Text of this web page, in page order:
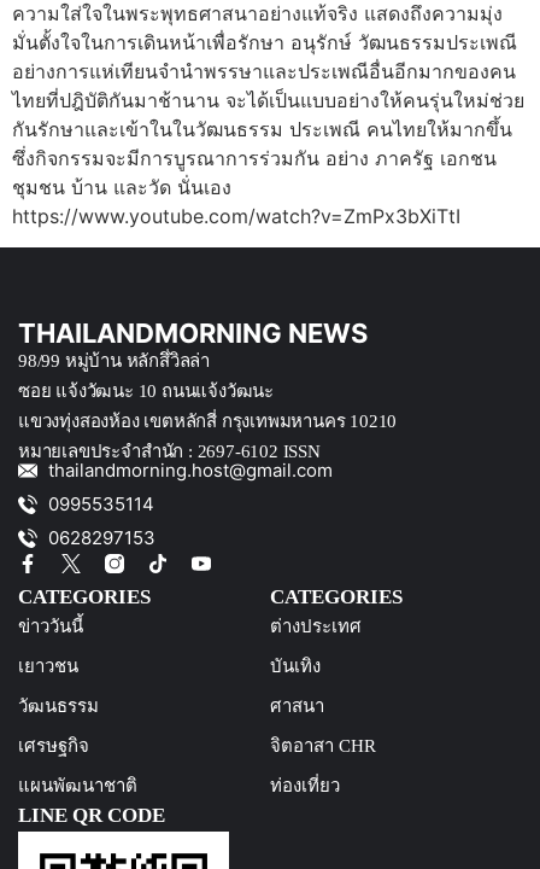
ความใส่ใจในพระพุทธศาสนาอย่างแท้จริง แสดงถึงความมุ่ง
มั่นตั้งใจในการเดินหน้าเพื่อรักษา อนุรักษ์ วัฒนธรรมประเพณี
อย่างการแห่เทียนจำนำพรรษาและประเพณีอื่นอีกมากของคน
ไทยที่ปฎิบัติกันมาช้านาน จะได้เป็นแบบอย่างให้คนรุ่นใหม่ช่วย
กันรักษาและเข้าในในวัฒนธรรม ประเพณี คนไทยให้มากขึ้น
ซึ่งกิจกรรมจะมีการบูรณาการร่วมกัน อย่าง ภาครัฐ เอกชน
ชุมชน บ้าน และวัด นั่นเอง
https://www.youtube.com/watch?v=ZmPx3bXiTtI
THAILANDMORNING NEWS
98/99 หมู่บ้าน หลักสึ่วิลล่า
ซอย แจ้งวัฒนะ 10 ถนนแจ้งวัฒนะ
แขวงทุ่งสองห้อง เขตหลักสี่ กรุงเทพมหานคร 10210
หมายเลขประจำสำนัก : 2697-6102 ISSN
thailandmorning.host@gmail.com
0995535114
0628297153
CATEGORIES
ข่าววันนี้
เยาวชน
วัฒนธรรม
เศรษฐกิจ
แผนพัฒนาชาติ
CATEGORIES
ต่างประเทศ
บันเทิง
ศาสนา
จิตอาสา CHR
ท่องเที่ยว
LINE QR CODE